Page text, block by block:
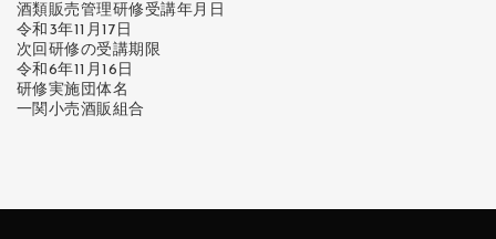
酒類販売管理研修受講年月日
令和3年11月17日
次回研修の受講期限
令和6年11月16日
研修実施団体名
一関小売酒販組合